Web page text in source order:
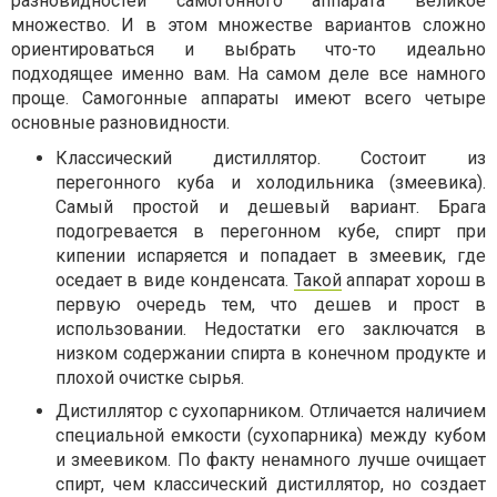
множество. И в этом множестве вариантов сложно
ориентироваться и выбрать что-то идеально
подходящее именно вам. На самом деле все намного
проще. Самогонные аппараты имеют всего четыре
основные разновидности.
Классический дистиллятор. Состоит из
перегонного куба и холодильника (змеевика).
Самый простой и дешевый вариант. Брага
подогревается в перегонном кубе, спирт при
кипении испаряется и попадает в змеевик, где
оседает в виде конденсата. Такойаппарат хорош в
первую очередь тем, что дешев и прост в
использовании. Недостатки его заключатся в
низком содержании спирта в конечном продукте и
плохой очистке сырья.
Дистиллятор с сухопарником. Отличается наличием
специальной емкости (сухопарника) между кубом
и змеевиком. По факту ненамного лучше очищает
спирт, чем классический дистиллятор, но создает